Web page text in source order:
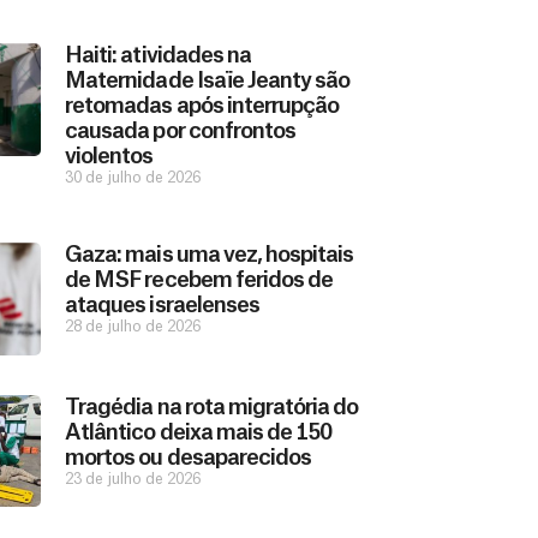
Haiti: atividades na
Maternidade Isaïe Jeanty são
retomadas após interrupção
causada por confrontos
violentos
30 de julho de 2026
Gaza: mais uma vez, hospitais
de MSF recebem feridos de
ataques israelenses
28 de julho de 2026
Tragédia na rota migratória do
Atlântico deixa mais de 150
mortos ou desaparecidos
23 de julho de 2026